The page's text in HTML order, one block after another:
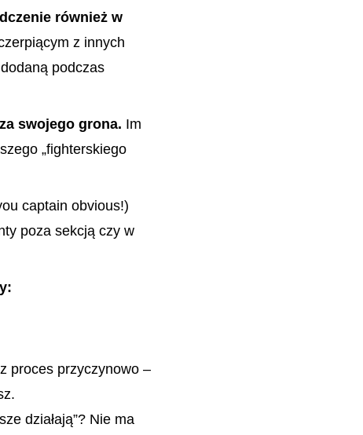
również w
z innych
podczas
swojego grona. Im
„fighterskiego
captain obvious!)
poza sekcją czy w
proces przyczynowo –
działają”? Nie ma